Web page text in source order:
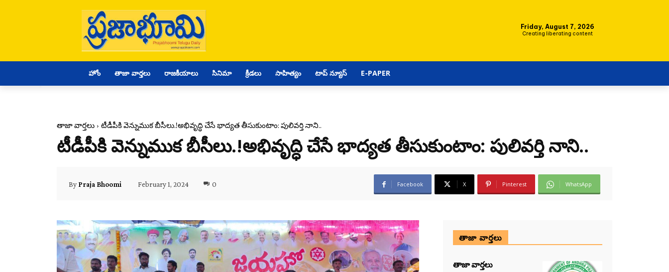
Friday, August 7, 2026
Creating liberating content
హోం తాజా వార్తలు రాజకీయాలు సినిమా క్రీడలు సాహిత్యం టాప్ న్యూస్ E-PAPER
తాజా వార్తలు టీడీపీకి వెన్నుముక బీసీలు.!అభివృద్ధి చేసే భాద్యత తీసుకుంటాం: పులివర్తి నాని..
టీడీపీకి వెన్నుముక బీసీలు.!అభివృద్ధి చేసే భాద్యత తీసుకుంటాం: పులివర్తి నాని..
By Praja Bhoomi February 1, 2024 0 Facebook X Pinterest WhatsApp
తాజా వార్తలు
తాజా వార్తలు